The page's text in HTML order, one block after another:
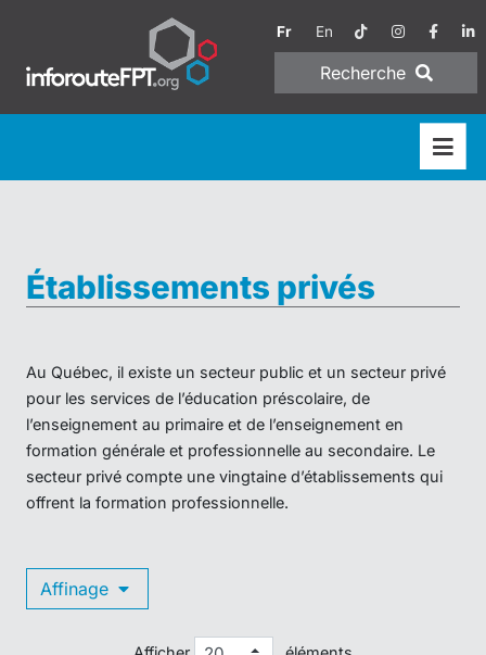
Fr En
Recherche
Établissements privés
Au Québec, il existe un secteur public et un secteur privé
pour les services de l’éducation préscolaire, de
l’enseignement au primaire et de l’enseignement en
formation générale et professionnelle au secondaire. Le
secteur privé compte une vingtaine d’établissements qui
offrent la formation professionnelle.
Affinage